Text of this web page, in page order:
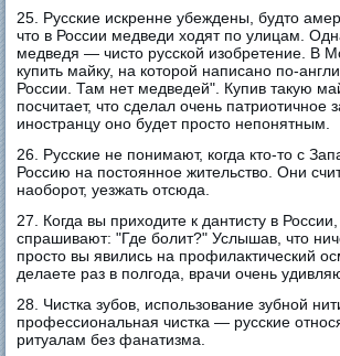
25. Русские искренне убеждены, будто
что в России медведи ходят по улицам.
медведя — чисто русской изобретение. В
купить майку, на которой написано по-
России. Там нет медведей". Купив такую
посчитает, что сделал очень патриотичное
иностранцу оно будет просто непонятным.
26. Русские не понимают, когда кто-то с
Россию на постоянное жительство. Они
наоборот, уезжать отсюда.
27. Когда вы приходите к дантисту в
спрашивают: "Где болит?" Услышав, что
просто вы явились на профилактический
делаете раз в полгода, врачи очень
28. Чистка зубов, использование зубной
профессиональная чистка — русские
ритуалам без фанатизма.